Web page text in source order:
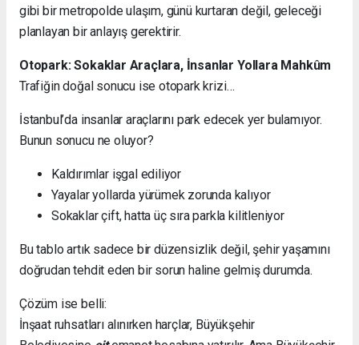
gibi bir metropolde ulaşım, günü kurtaran değil, geleceği
planlayan bir anlayış gerektirir.
Otopark: Sokaklar Araçlara, İnsanlar Yollara Mahkûm
Trafiğin doğal sonucu ise otopark krizi…
İstanbul’da insanlar araçlarını park edecek yer bulamıyor.
Bunun sonucu ne oluyor?
Kaldırımlar işgal ediliyor
Yayalar yollarda yürümek zorunda kalıyor
Sokaklar çift, hatta üç sıra parkla kilitleniyor
Bu tablo artık sadece bir düzensizlik değil, şehir yaşamını
doğrudan tehdit eden bir sorun haline gelmiş durumda.
Çözüm ise belli:
İnşaat ruhsatları alınırken harçlar, Büyükşehir